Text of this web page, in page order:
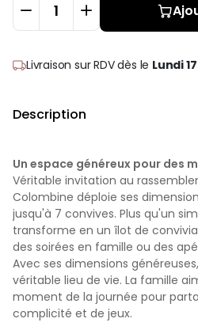
Livraison sur RDVdès le Lundi
Description
Un espace généreux pour des
Véritable invitation au
Colombine déploie ses
jusqu'à 7 convives. Plus qu'un
transforme en un îlot de
des soirées en famille ou des
Avec ses dimensions
véritable lieu de vie. La famille
moment de la journée pour
complicité et de jeux.